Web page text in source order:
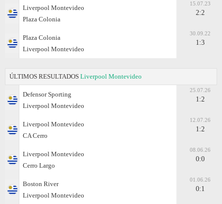
Liverpool Montevideo
Plaza Colonia
15.07.23
2:2
Plaza Colonia
Liverpool Montevideo
30.09.22
1:3
ÚLTIMOS RESULTADOS Liverpool Montevideo
Defensor Sporting
Liverpool Montevideo
25.07.26
1:2
Liverpool Montevideo
CA Cerro
12.07.26
1:2
Liverpool Montevideo
Cerro Largo
08.06.26
0:0
Boston River
Liverpool Montevideo
01.06.26
0:1